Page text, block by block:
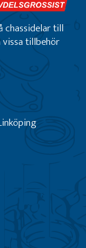
chassidelar till
tillbehör